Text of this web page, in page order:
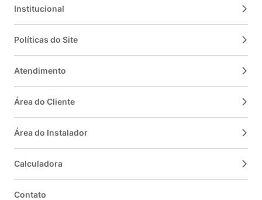
Institucional
Políticas do Site
Atendimento
Área do Cliente
Área do Instalador
Calculadora
Contato